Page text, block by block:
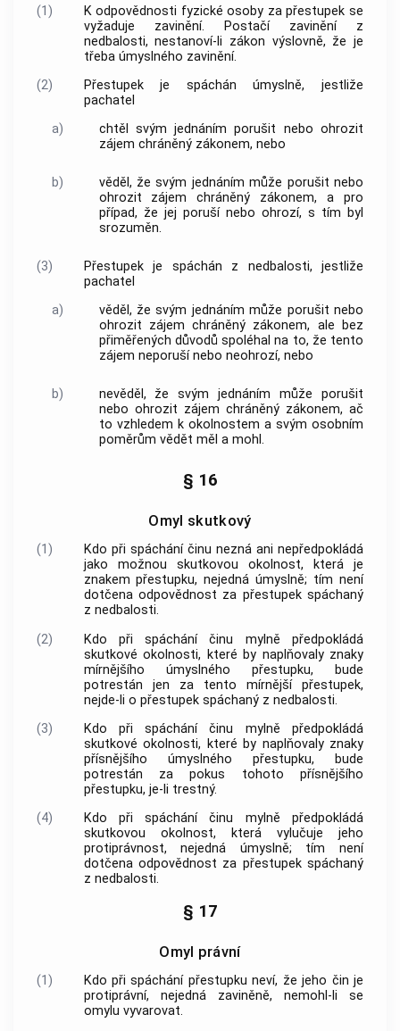
(1)
K odpovědnosti fyzické osoby za přestupek se
vyžaduje zavinění. Postačí zavinění z
nedbalosti, nestanoví-li zákon výslovně, že je
třeba úmyslného zavinění.
(2)
Přestupek je spáchán úmyslně, jestliže
pachatel
a)
chtěl svým jednáním porušit nebo ohrozit
zájem chráněný zákonem, nebo
b)
věděl, že svým jednáním může porušit nebo
ohrozit zájem chráněný zákonem, a pro
případ, že jej poruší nebo ohrozí, s tím byl
srozuměn.
(3)
Přestupek je spáchán z nedbalosti, jestliže
pachatel
a)
věděl, že svým jednáním může porušit nebo
ohrozit zájem chráněný zákonem, ale bez
přiměřených důvodů spoléhal na to, že tento
zájem neporuší nebo neohrozí, nebo
b)
nevěděl, že svým jednáním může porušit
nebo ohrozit zájem chráněný zákonem, ač
to vzhledem k okolnostem a svým osobním
poměrům vědět měl a mohl.
§ 16
Omyl skutkový
(1)
Kdo při spáchání činu nezná ani nepředpokládá
jako možnou skutkovou okolnost, která je
znakem přestupku, nejedná úmyslně; tím není
dotčena odpovědnost za přestupek spáchaný
z nedbalosti.
(2)
Kdo při spáchání činu mylně předpokládá
skutkové okolnosti, které by naplňovaly znaky
mírnějšího úmyslného přestupku, bude
potrestán jen za tento mírnější přestupek,
nejde-li o přestupek spáchaný z nedbalosti.
(3)
Kdo při spáchání činu mylně předpokládá
skutkové okolnosti, které by naplňovaly znaky
přísnějšího úmyslného přestupku, bude
potrestán za pokus tohoto přísnějšího
přestupku, je-li trestný.
(4)
Kdo při spáchání činu mylně předpokládá
skutkovou okolnost, která vylučuje jeho
protiprávnost, nejedná úmyslně; tím není
dotčena odpovědnost za přestupek spáchaný
z nedbalosti.
§ 17
Omyl právní
(1)
Kdo při spáchání přestupku neví, že jeho čin je
protiprávní, nejedná zaviněně, nemohl-li se
omylu vyvarovat.